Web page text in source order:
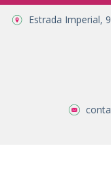
Estrada Imperial,